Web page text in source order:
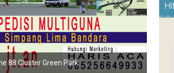
88 Cluster Green Park.